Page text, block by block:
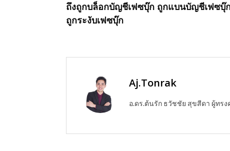
ถึงถูกบล็อกบัญชีเฟซบุ๊ก ถูกแบนบัญชีเฟซบุ๊
ถูกระงับเฟซบุ๊ก
Aj.Tonrak
อ.ดร.ต้นรัก ธวัชชัย สุขสีดา ผู้ท